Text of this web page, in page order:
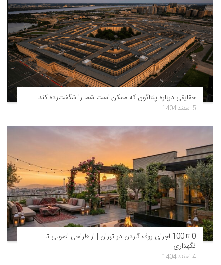
حقایقی درباره پنتاگون که ممکن است شما را شگفت‌زده کند
5 اسفند 1404
0 تا 100 اجرای روف گاردن در تهران | از طراحی اصولی تا
نگهداری
4 اسفند 1404